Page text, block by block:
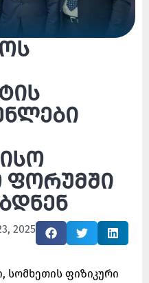
ფორუმში
2025
სომხეთის ფიზიკური